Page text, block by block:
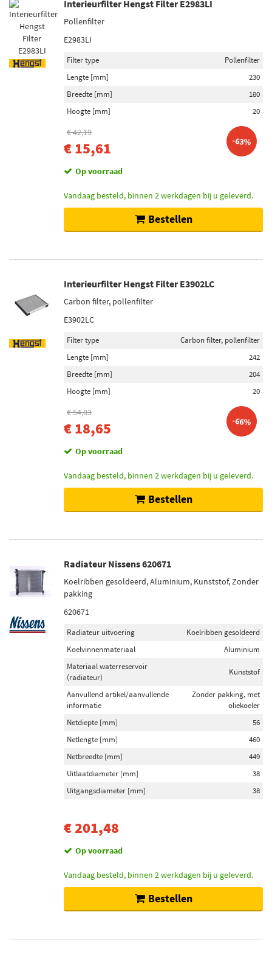
Interieurfilter Hengst Filter E2983LI
Pollenfilter
E2983LI
Filter type
Pollenfilter
Lengte [mm]
230
Breedte [mm]
180
Hoogte [mm]
20
€ 42,19
€ 15,61 -63%
Op voorraad
Vandaag besteld, binnen 2 werkdagen bij u geleverd.
Bestellen
Interieurfilter Hengst Filter E3902LC
Carbon filter, pollenfilter
E3902LC
Filter type
Carbon filter, pollenfilter
Lengte [mm]
242
Breedte [mm]
204
Hoogte [mm]
20
€ 54,83
€ 18,65 -66%
Op voorraad
Vandaag besteld, binnen 2 werkdagen bij u geleverd.
Bestellen
Radiateur Nissens 620671
Koelribben gesoldeerd, Aluminium, Kunststof, Zonder
pakking
620671
Radiateur uitvoering
Koelribben gesoldeerd
Koelvinnenmateriaal
Aluminium
Materiaal waterreservoir
(radiateur)
Kunststof
Aanvullend artikel/aanvullende
informatie
Zonder pakking, met
oliekoeler
Netdiepte [mm]
56
Netlengte [mm]
460
Netbreedte [mm]
449
Uitlaatdiameter [mm]
38
Uitgangsdiameter [mm]
38
€ 201,48
Op voorraad
Vandaag besteld, binnen 2 werkdagen bij u geleverd.
Bestellen